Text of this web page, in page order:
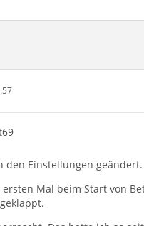
den Einstellungen geändert.
Mal beim Start von